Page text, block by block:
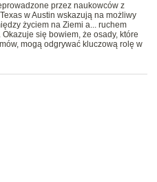
przez naukowców z
w Austin wskazują na możliwy
życiem na Ziemi a... ruchem
Okazuje się bowiem, że osady, które
mogą odgrywać kluczową rolę w